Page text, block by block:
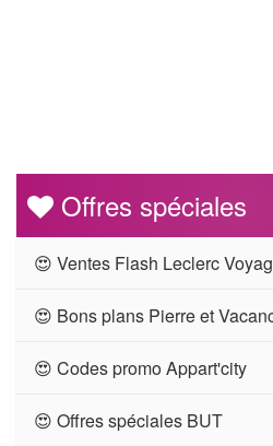
Offres spéciales
😍 Ventes Flash Leclerc
😍 Bons plans Pierre et
😍 Codes promo Appart'city
😍 Offres spéciales BUT